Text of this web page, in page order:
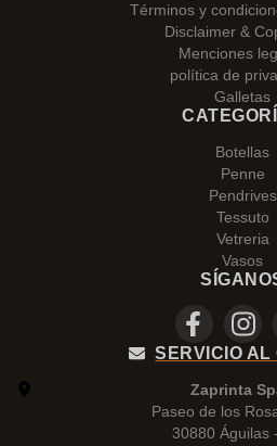
Términos y
Disclaimer &
Menciones
política de
Galletas
Botellas
Penne
Pendrives
Tessuto
Vetreria
Vasos
SERVICIO AL
Zaprinta
Paseo de los
30880 Águilas